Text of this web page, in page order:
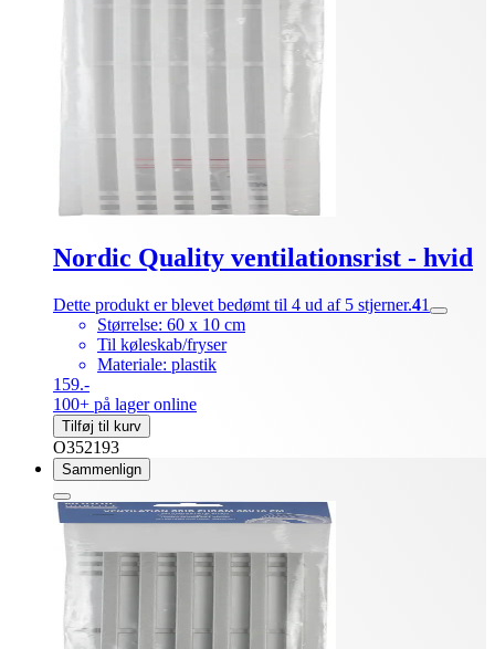
Nordic Quality ventilationsrist - hvid
Dette produkt er blevet bedømt til 4 ud af 5 stjerner.41
Størrelse: 60 x 10 cm
Til køleskab/fryser
Materiale: plastik
159.-
100+ på lager online
Tilføj til kurv
O352193
Sammenlign